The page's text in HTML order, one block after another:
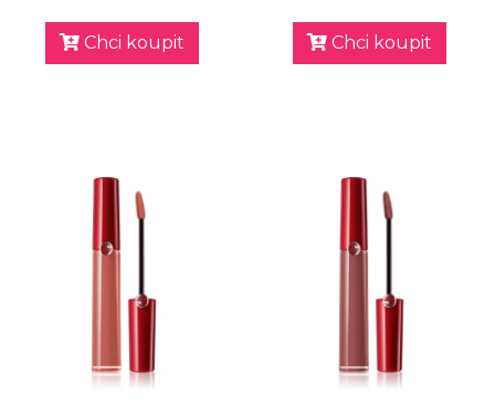
Chci koupit Chci koupit